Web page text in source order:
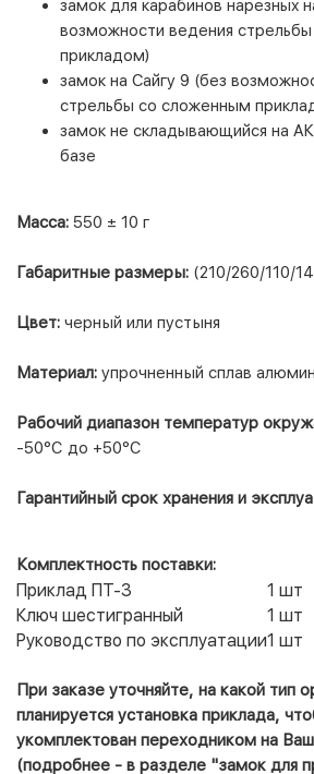
замок для карабинов нарезных
возможности ведения
прикладом)
замок на Сайгу 9 (без
стрельбы со сложенным
замок не складывающийся на
базе
Масса: 550 ± 10 г
Габаритные размеры: (210/260/110/
Цвет: черный или пустыня
Материал: упрочненный сплав
Рабочий диапазон температур
-50°С до +50°С
Гарантийный срок хранения и
Комплектность поставки:
Приклад ПТ-3
1 шт
Ключ шестигранный
1 шт
Руководство по эксплуатации1 шт
При заказе уточняйте, на какой тип
планируется установка приклада,
укомплектован переходником на
(подробнее - в разделе "замок для